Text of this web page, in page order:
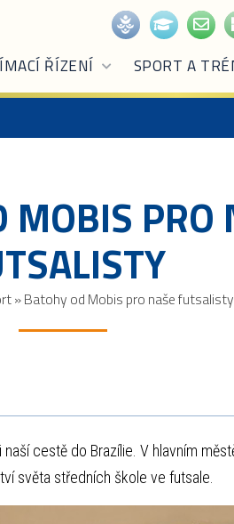
ŘÍZENÍ SPORT A
MOBIS PRO
»Batohy od Mobis pro naše futsalisty
cestě do Brazílie. V hlavním
světa středních škole ve futsale.